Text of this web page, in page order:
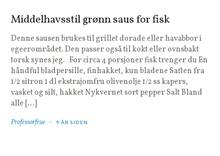
Middelhavsstil grønn saus for fisk
Denne sausen brukes til grillet dorade eller havabbor i
egeerområdet. Den passer også til kokt eller ovnsbakt
torsk synes jeg. For circa 4 porsjoner fisk trenger du En
håndful bladpersille, finhakket, kun bladene Saften fra
1/2 sitron 1 dl ekstrajomfru olivenolje 1/2 ss kapers,
vasket og silt, hakket Nykvernet sort pepper Salt Bland
alle […]
Professorfrue 9 ÅR SIDEN